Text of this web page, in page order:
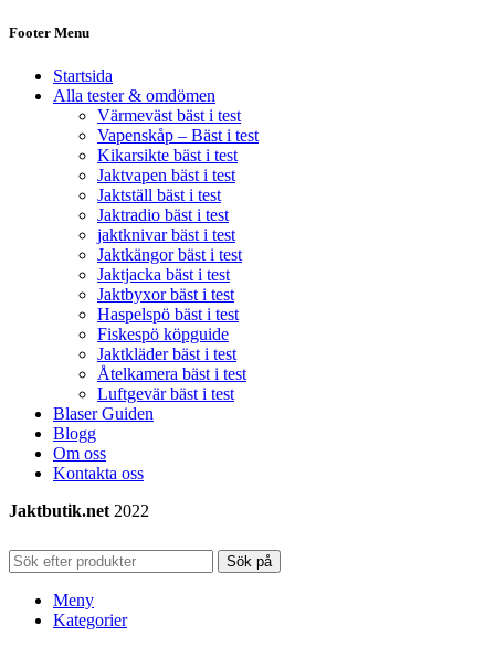
Footer Menu
Startsida
Alla tester & omdömen
Värmeväst bäst i test
Vapenskåp – Bäst i test
Kikarsikte bäst i test
Jaktvapen bäst i test
Jaktställ bäst i test
Jaktradio bäst i test
jaktknivar bäst i test
Jaktkängor bäst i test
Jaktjacka bäst i test
Jaktbyxor bäst i test
Haspelspö bäst i test
Fiskespö köpguide
Jaktkläder bäst i test
Åtelkamera bäst i test
Luftgevär bäst i test
Blaser Guiden
Blogg
Om oss
Kontakta oss
Jaktbutik.net 2022
Sök på
Meny
Kategorier